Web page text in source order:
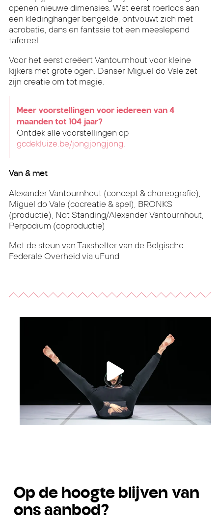
openen nieuwe dimensies. Wat eerst roerloos aan
een kledinghanger bengelde, ontvouwt zich met
acrobatie, dans en fantasie tot een meeslepend
tafereel.
Voor het eerst creëert Vantournhout voor kleine
kijkers met grote ogen. Danser Miguel do Vale zet
zijn creatie om tot magie.
Meer voorstellingen voor iedereen van 4
maanden tot 104 jaar?
Ontdek alle voorstellingen op
gcdekluize.be/jongjongjong.
Van & met
Alexander Vantournhout (concept & choreografie),
Miguel do Vale (cocreatie & spel), BRONKS
(productie), Not Standing/Alexander Vantournhout,
Perpodium (coproductie)
Met de steun van Taxshelter van de Belgische
Federale Overheid via uFund
Op de hoogte blijven van
ons aanbod?